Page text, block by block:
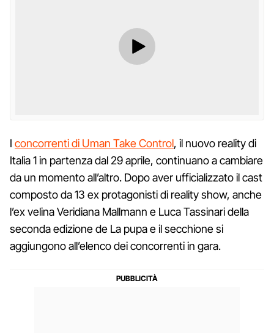
I concorrenti di Uman Take Control, il nuovo reality di
Italia 1 in partenza dal 29 aprile, continuano a cambiare
da un momento all’altro. Dopo aver ufficializzato il cast
composto da 13 ex protagonisti di reality show, anche
l’ex velina Veridiana Mallmann e Luca Tassinari della
seconda edizione de La pupa e il secchione si
aggiungono all’elenco dei concorrenti in gara.